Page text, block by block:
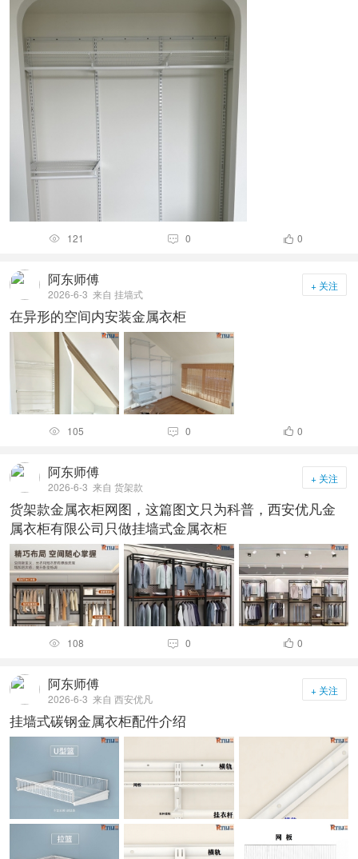
 121  0  0
阿东师傅
2026-6-3 来自 挂墙式
+ 关注
在异形的空间内安装金属衣柜
 105  0  0
阿东师傅
2026-6-3 来自 货架款
+ 关注
货架款金属衣柜网图，这篇图文只为科普，西安优凡金
属衣柜有限公司只做挂墙式金属衣柜
 108  0  0
阿东师傅
2026-6-3 来自 西安优凡
+ 关注
挂墙式碳钢金属衣柜配件介绍